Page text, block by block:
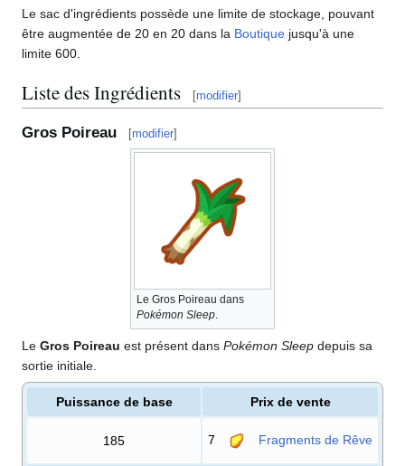
Le sac d'ingrédients possède une limite de stockage, pouvant
être augmentée de 20 en 20 dans la Boutique jusqu'à une
limite 600.
Liste des Ingrédients [modifier]
Gros Poireau [modifier]
Le Gros Poireau dans
Pokémon Sleep.
Le Gros Poireau est présent dans Pokémon Sleep depuis sa
sortie initiale.
Puissance de base Prix de vente
185 7 Fragments de Rêve